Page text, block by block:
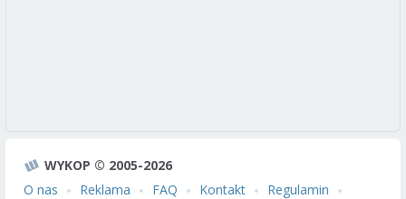
WYKOP © 2005-2026
O nas
Reklama FAQ Kontakt
Regulamin